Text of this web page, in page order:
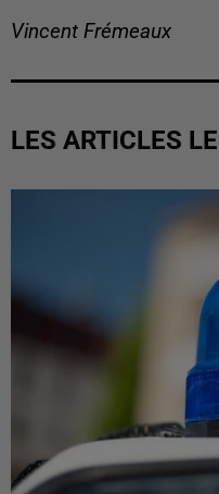
Vincent Frémeaux
LES ARTICLES